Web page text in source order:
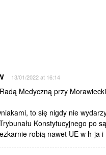
13/01/2022 at 16:14
Medyczną przy
to się nigdy nie
Konstytucyjnego po
robią nawet UE w h-ja i